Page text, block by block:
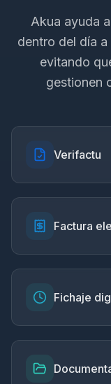
Akua ayuda
dentro del día
evitando
gestionen
Verifactu
Factura
Fichaje